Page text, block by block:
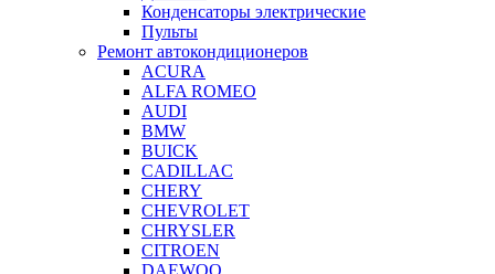
Конденсаторы электрические
Пульты
Ремонт автокондиционеров
ACURA
ALFA ROMEO
AUDI
BMW
BUICK
CADILLAC
CHERY
CHEVROLET
CHRYSLER
CITROEN
DAEWOO